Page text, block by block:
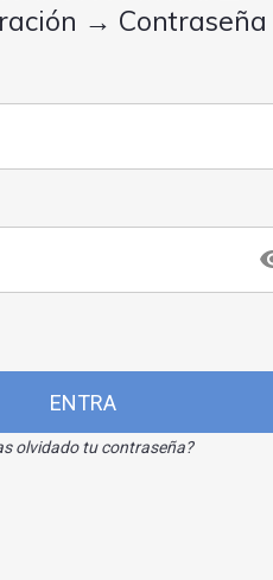
→ Contraseña
ENTRA
olvidado tu contraseña?